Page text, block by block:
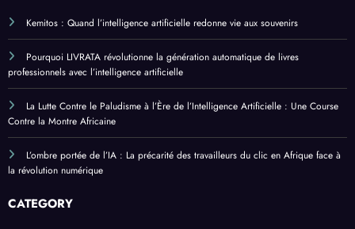
Kemitos : Quand l’intelligence artificielle redonne vie aux souvenirs
Pourquoi LIVRATA révolutionne la génération automatique de livres
professionnels avec l’intelligence artificielle
La Lutte Contre le Paludisme à l’Ère de l’Intelligence Artificielle : Une Course
Contre la Montre Africaine
L’ombre portée de l’IA : La précarité des travailleurs du clic en Afrique face à
la révolution numérique
CATEGORY